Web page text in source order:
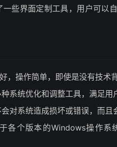
些界面定制工具，用户可以
，操作简单，即使是没有技术
系统优化和调整工具，满足用
对系统造成损坏或错误，而且
各个版本的Windows操作系